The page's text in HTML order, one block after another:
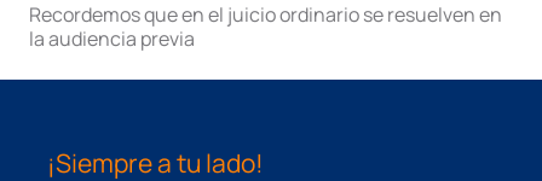
Recordemos que en el juicio ordinario se resuelven en
la audiencia previa
¡Siempre a tu lado!